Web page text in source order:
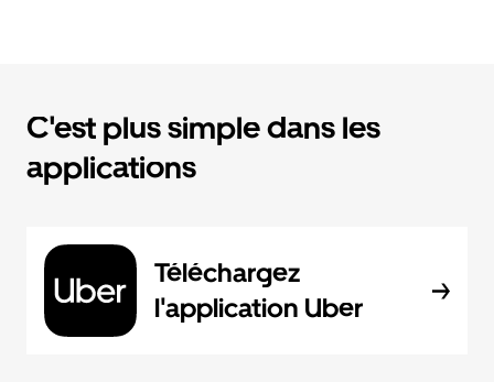
C'est plus simple dans les
applications
Téléchargez
l'application Uber